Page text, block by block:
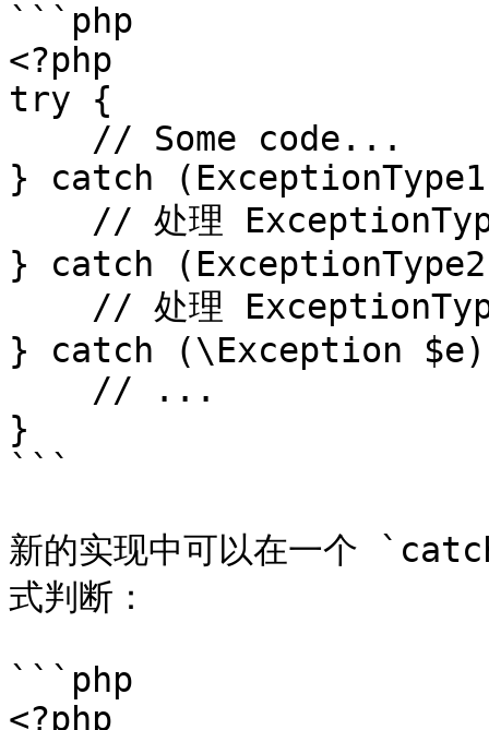
```php
<?php
try {
} catch
} catch
} catch (\Exception
}
```
新的实现中可以在一个
式判断：
```php
<?php